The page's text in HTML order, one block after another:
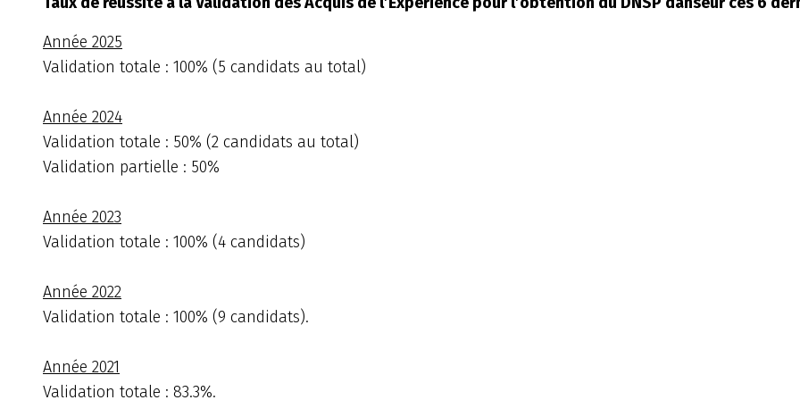
Année 2025
Validation totale : 100% (5 candidats au total)
Année 2024
Validation totale : 50% (2 candidats au total)
Validation partielle : 50%
Année 2023
Validation totale : 100% (4 candidats)
Année 2022
Validation totale : 100% (9 candidats).
Année 2021
Validation totale : 83.3%.